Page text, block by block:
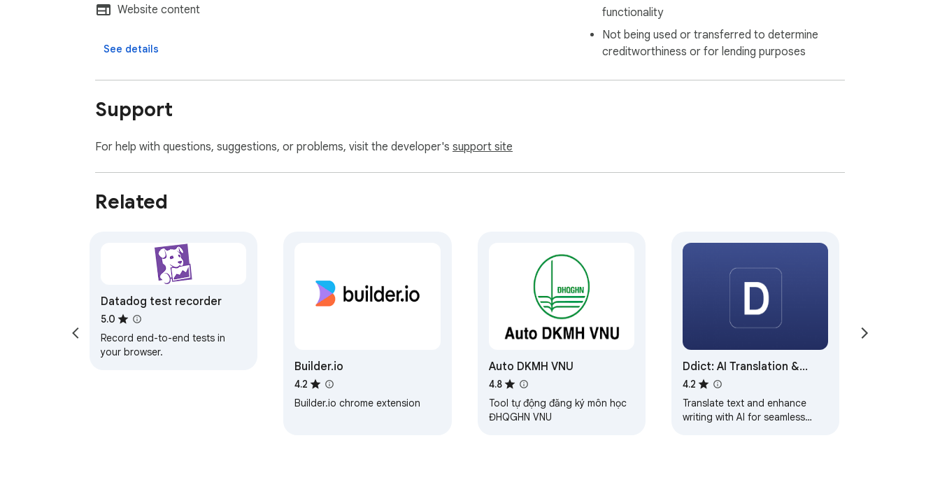
Website content
See details
functionality
Not being used or transferred to determine
creditworthiness or for lending purposes
Support
For help with questions, suggestions, or problems, visit the developer's support site
Related
Datadog test recorder
5.0
Record end-to-end tests in
your browser.
Builder.io
4.2
Builder.io chrome extension
Auto DKMH VNU
4.8
Tool tự động đăng ký môn học
ĐHQGHN VNU
Ddict: AI Translation &
Writing Assistant
4.2
Translate text and enhance
writing with AI for seamless